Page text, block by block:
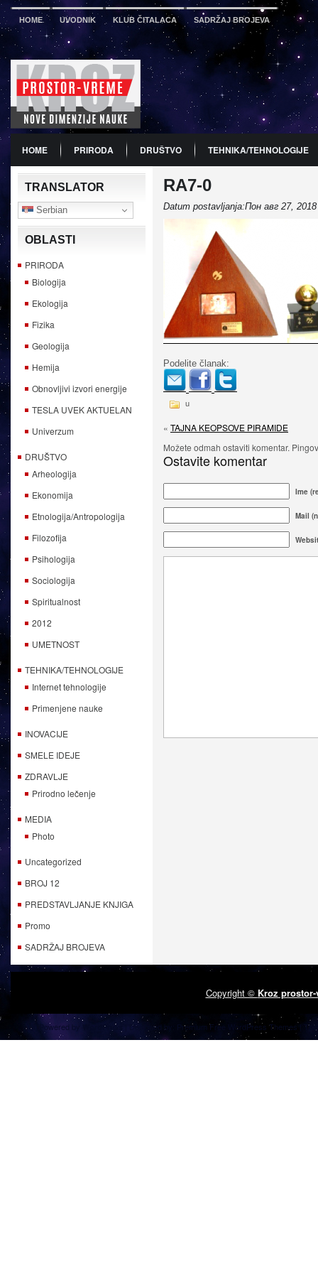
HOME UVODNIK KLUB ČITALACA SADRŽAJ BROJEVA
HOME PRIRODA DRUŠTVO TEHNIKA/TEHNOLOGIJE
PDF BROJ 12 PREDSTAVLJANJE KNJIGA
TRANSLATOR
Serbian
OBLASTI
PRIRODA
Biologija
Ekologija
Fizika
Geologija
Hemija
Obnovljivi izvori energije
TESLA UVEK AKTUELAN
Univerzum
DRUŠTVO
Arheologija
Ekonomija
Etnologija/Antropologija
Filozofija
Psihologija
Sociologija
Spiritualnost
2012
UMETNOST
TEHNIKA/TEHNOLOGIJE
Internet tehnologije
Primenjene nauke
INOVACIJE
SMELE IDEJE
ZDRAVLJE
Prirodno lečenje
MEDIA
Photo
Uncategorized
BROJ 12
PREDSTAVLJANJE KNJIGA
Promo
SADRŽAJ BROJEVA
RA7-0
Datum postavljanja:Пон авг 27, 2018
Podelite članak:
u
« TAJNA KEOPSOVE PIRAMIDE
Možete odmah ostaviti komentar.
Ostavite komentar
Ime
Mail
Copyright © Kroz prostor-
Powered by WordPress | Designed by: Premium Free WordPress Themes|